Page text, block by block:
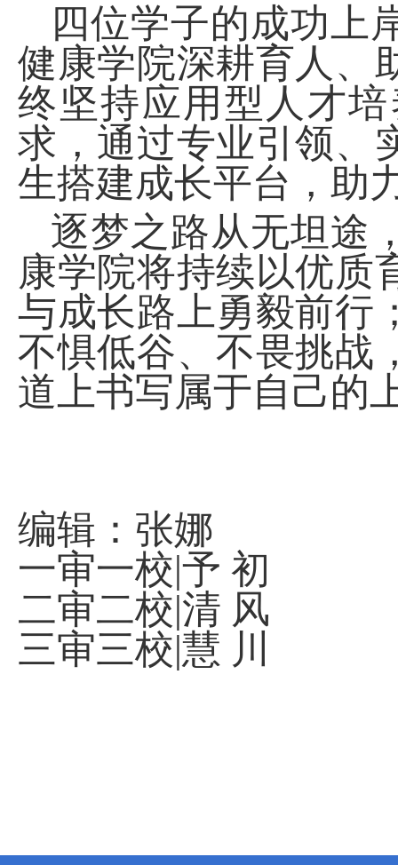
四位学子的成功上
健康学院深耕育人、
终坚持应用型人才
求，通过专业引领、
生搭建成长平台，助
逐梦之路从无坦途
康学院将持续以优质
与成长路上勇毅前行
不惧低谷、不畏挑战
道上书写属于自己的
编辑：张娜
一审一校|予 初
二审二校|清 风
三审三校|慧 川